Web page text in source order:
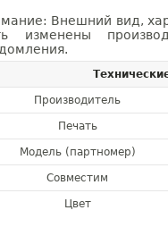
Внешний вид,
изменены
Производитель
Печать
Модель (партномер)
Совместим
Цвет